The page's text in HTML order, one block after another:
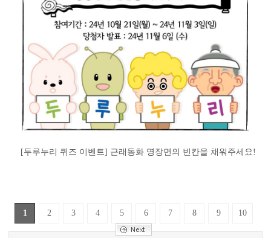
[두루누리 퀴즈 이벤트] 근래동화 명장면의 빈칸을 채워주세요!
1 2 3 4 5 6 7 8 9 10